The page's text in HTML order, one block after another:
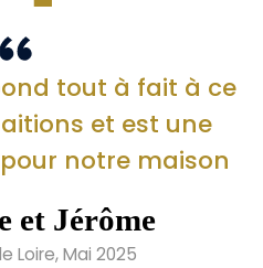
tout à fait à ce
et est une
notre maison
et Jérôme
Loire, Mai 2025